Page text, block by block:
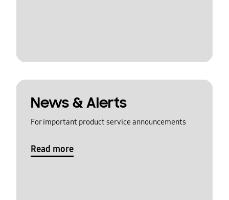
News & Alerts
For important product service announcements
Read more